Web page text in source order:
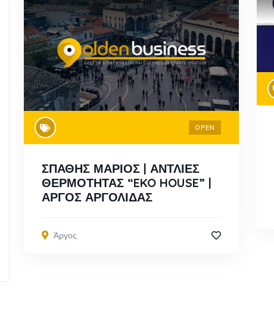
OPEN
ΣΠΑΘΗΣ ΜΑΡΙΟΣ | ΑΝΤΛΙΕΣ
ΘΕΡΜΟΤΗΤΑΣ “EKO HOUSE” |
ΑΡΓΟΣ ΑΡΓΟΛΙΔΑΣ
Άργος